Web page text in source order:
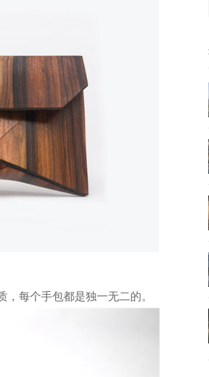
每个手包都是独一无二的。